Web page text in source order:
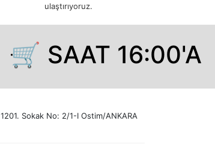
ulaştırıyoruz.
🛒 SAAT 16:00'A
1201. Sokak No: 2/1-I Ostim/ANKARA